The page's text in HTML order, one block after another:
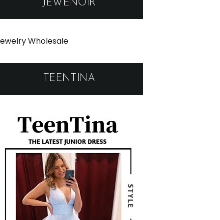
JEWENOIR
Wholesale
TEENTINA